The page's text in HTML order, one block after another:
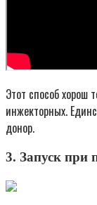
Этот способ хорош
инжекторных.
донор.
3. Запуск при